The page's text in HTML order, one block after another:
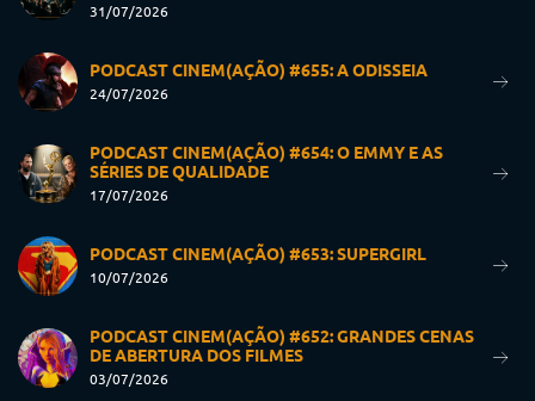
31/07/2026
PODCAST CINEM(AÇÃO) #655: A ODISSEIA
24/07/2026
PODCAST CINEM(AÇÃO) #654: O EMMY E AS
SÉRIES DE QUALIDADE
17/07/2026
PODCAST CINEM(AÇÃO) #653: SUPERGIRL
10/07/2026
PODCAST CINEM(AÇÃO) #652: GRANDES CENAS
DE ABERTURA DOS FILMES
03/07/2026